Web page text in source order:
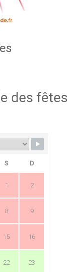
des fêtes
S D
1 2
8 9
15 16
22 23